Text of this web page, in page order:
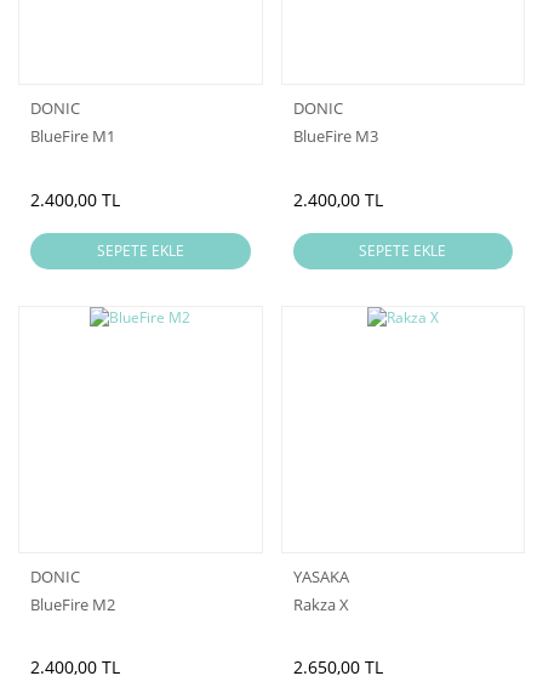
DONIC
BlueFire M1
2.400,00 TL
SEPETE EKLE
DONIC
BlueFire M3
2.400,00 TL
SEPETE EKLE
DONIC
BlueFire M2
2.400,00 TL
YASAKA
Rakza X
2.650,00 TL